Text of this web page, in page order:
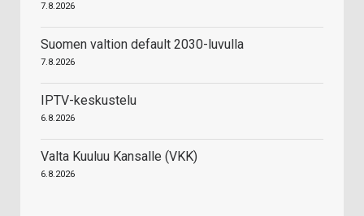
7.8.2026
Suomen valtion default 2030-luvulla
7.8.2026
IPTV-keskustelu
6.8.2026
Valta Kuuluu Kansalle (VKK)
6.8.2026